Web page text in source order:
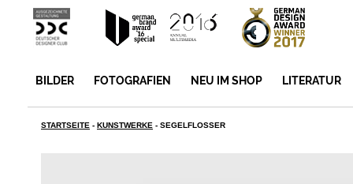
BILDER FOTOGRAFIEN NEU IM SHOP LITERATUR
STARTSEITE - KUNSTWERKE - SEGELFLOSSER